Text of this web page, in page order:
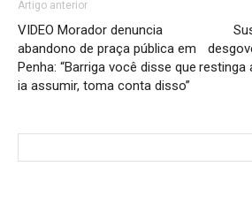
Artigo anterior
VIDEO Morador denuncia
abandono de praça pública em
Penha: “Barriga você disse que
ia assumir, toma conta disso”
restinga